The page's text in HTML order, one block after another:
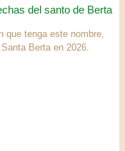
del santo de Berta
tenga este nombre,
Berta en 2026.